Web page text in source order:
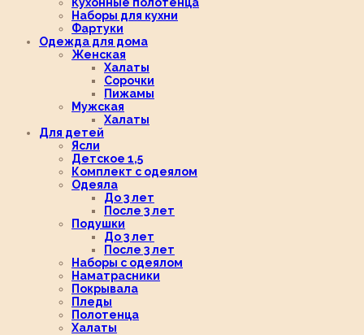
Наборы для кухни
Фартуки
Одежда для дома
Женская
Халаты
Сорочки
Пижамы
Мужская
Халаты
Для детей
Ясли
Детское 1,5
Комплект с одеялом
Одеяла
До 3 лет
После 3 лет
Подушки
До 3 лет
После 3 лет
Наборы с одеялом
Наматрасники
Покрывала
Пледы
Полотенца
Халаты